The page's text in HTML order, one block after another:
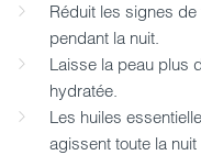
Réduit les signes
pendant la nuit.
Laisse la peau plus
hydratée.
Les huiles
agissent toute la